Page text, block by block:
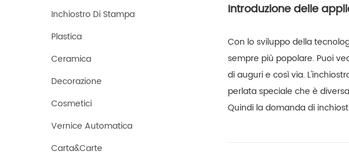
Introduzione delle
Con lo sviluppo della
sempre più popolare. Puoi
di auguri e così via.
perlata speciale che è
Quindi la domanda di
Inchiostro Di Stampa
Plastica
Ceramica
Decorazione
Cosmetici
Vernice Automatica
Carta&carte